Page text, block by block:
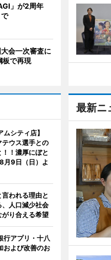
最新ニ
」が2周年
会一次審査に
で再現
シティ店】
ウス選手との
！濃厚にぼと
月9日（日）よ
言われる理由と
人口減少社会
り合える希望
行アプリ・十八
および改善のお